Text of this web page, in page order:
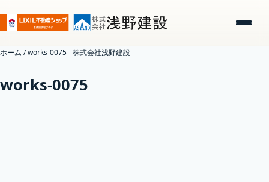
ホーム /works-0075 - 株式会社浅野建設
works-0075